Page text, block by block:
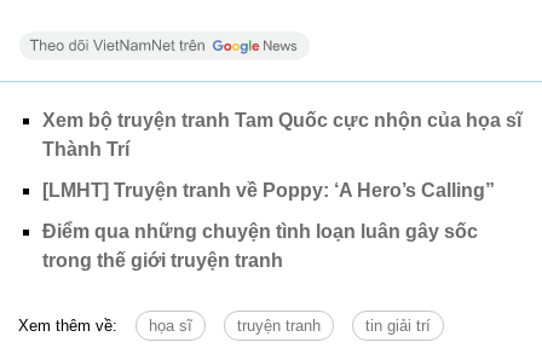
Xem bộ truyện tranh Tam Quốc cực nhộn của họa sĩ
Thành Trí
[LMHT] Truyện tranh về Poppy: ‘A Hero’s Calling”
Điểm qua những chuyện tình loạn luân gây sốc
trong thế giới truyện tranh
Xem thêm về: họa sĩ truyện tranh tin giải trí